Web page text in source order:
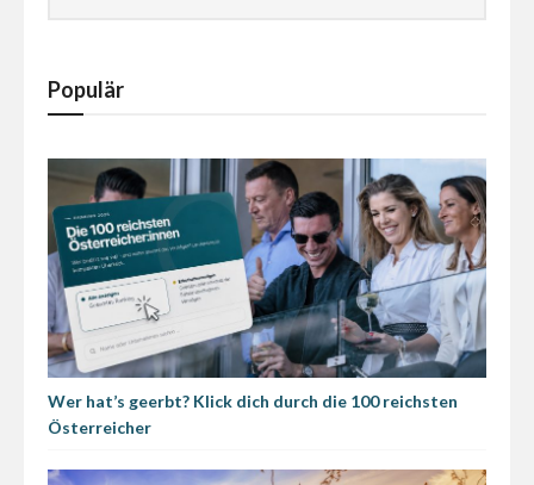
Populär
Wer hat’s geerbt? Klick dich durch die 100 reichsten
Österreicher